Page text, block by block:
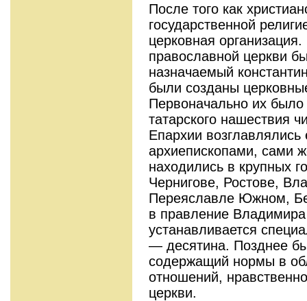
После того как
государственной
церковная
православной церкви
назначаемый
были созданы
Первоначально их
татарского нашествия
Епархии
архиепископами, сами
находились в крупных
Чернигове, Ростове,
Переяславле Южном,
в правление
устанавливается
— десятина. Позднее
содержащий нормы в
отношений,
церкви.